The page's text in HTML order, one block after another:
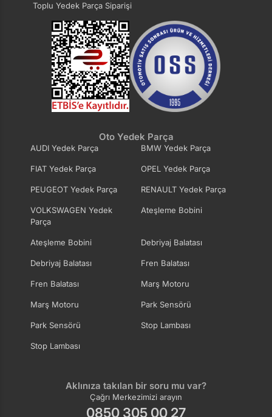
Toplu Yedek Parça Siparişi
Oto Yedek Parça
AUDI Yedek Parça BMW Yedek Parça
FIAT Yedek Parça OPEL Yedek Parça
PEUGEOT Yedek Parça RENAULT Yedek Parça
VOLKSWAGEN Yedek
Parça
Ateşleme Bobini
Ateşleme Bobini Debriyaj Balatası
Debriyaj Balatası Fren Balatası
Fren Balatası Marş Motoru
Marş Motoru Park Sensörü
Park Sensörü Stop Lambası
Stop Lambası
Aklınıza takılan bir soru mu var?
Çağrı Merkezimizi arayın
0850 305 00 27